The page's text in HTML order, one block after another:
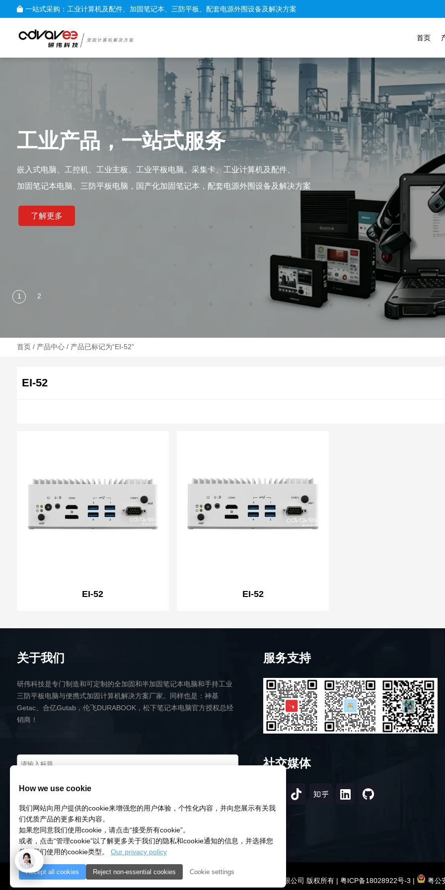
一站式采购：工业计算机及配件、加固笔记本、三防平板、配套电源外围设备及解决方案
首页
工业产品，一站式服务
嵌入式电脑、工控机、工业主板、工业平板电脑、采集卡、工业计算机及配件、
加固笔记本电脑、三防平板电脑，国产化加固笔记本，配套电源外围设备及解决方案
了解更多
首页/ 产品中心/ 产品已标记为“EI-52”
EI-52
EI-52 EI-52
关于我们
研伟科技是专门制造和可定制的全加固和半加固笔记本电脑和手持工业
三防平板电脑与便携式加固计算机解决方案厂家。同样也是：神基
Getac、合亿Gutab，伦飞DURABOOK，松下笔记本电脑官方授权总经
销商！
服务支持
社交媒体
© 2018-2026 深圳市研伟科技有限公司 版权所有 | 粤ICP备18028922号-3 | 粤公
How we use cookie
我们网站向用户提供的cookie来增强您的用户体验，个性化内容，并向您展示有关我
们优质产品的更多相关内容。
如果您同意我们使用cookie，请点击“接受所有cookie”。
或者，点击“管理cookie”以了解更多关于我们的隐私和cookie通知的信息，并选择您
希望我们使用的cookie类型。 Our privacy policy
Accept all cookies Reject non-essential cookies Cookie settings